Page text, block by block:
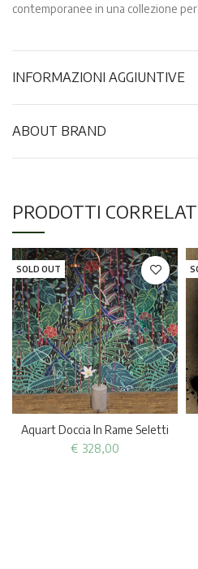
contemporanee in una collezione
INFORMAZIONI AGGIUNTIVE
ABOUT BRAND
PRODOTTI
SOLD OUT
Aquart Doccia In Rame Seletti
€ 328,00